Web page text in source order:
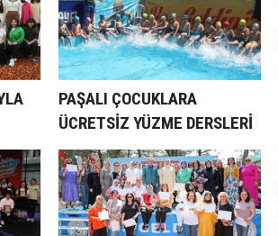
PAŞALI ÇOCUKLARA
ÜCRETSİZ YÜZME DERSLERİ